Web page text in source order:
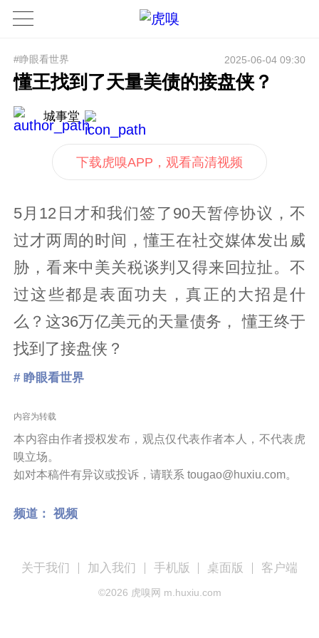
#睁眼看世界 2025-06-04 09:30
懂王找到了天量美债的接盘侠？
城事堂
下载虎嗅APP，观看高清视频
5月12日才和我们签了90天暂停协议，不
过才两周的时间，懂王在社交媒体发出威
胁，看来中美关税谈判又得来回拉扯。不
过这些都是表面功夫，真正的大招是什
么？这36万亿美元的天量债务， 懂王终于
找到了接盘侠？
# 睁眼看世界
内容为转载
本内容由作者授权发布，观点仅代表作者本人，不代表虎
嗅立场。
如对本稿件有异议或投诉，请联系 tougao@huxiu.com。
频道： 视频
关于我们 加入我们 手机版 桌面版 客户端
©2026 虎嗅网 m.huxiu.com